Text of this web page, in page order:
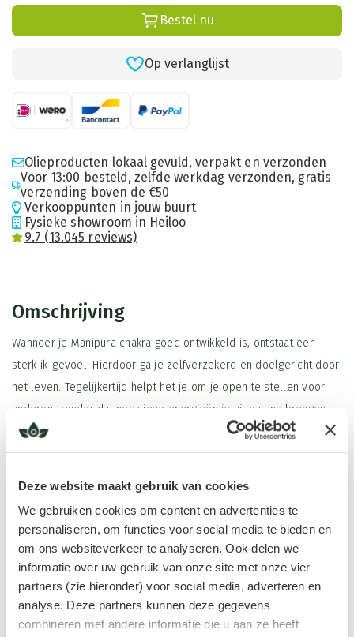
Deze website maakt gebruik van cookies
We gebruiken cookies om content en advertenties te
personaliseren, om functies voor social media te bieden en
om ons websiteverkeer te analyseren. Ook delen we
informatie over uw gebruik van onze site met onze vier
partners (zie hieronder) voor social media, adverteren en
analyse. Deze partners kunnen deze gegevens
combineren met andere informatie die u aan ze heeft
Bestel nu
Op verlanglijst
Olieproducten lokaal gevuld, verpakt en verzonden
Voor 13:00 besteld, zelfde werkdag verzonden, gratis
verzending boven de €50
Verkooppunten in jouw buurt
Fysieke showroom in Heiloo
9.7 (13.045 reviews)
Omschrijving
Wanneer je Manipura chakra goed ontwikkeld is, ontstaat een
sterk ik-gevoel. Hierdoor ga je zelfverzekerd en doelgericht door
het leven. Tegelijkertijd helpt het je om je open te stellen voor
anderen, zonder dat negatieve energieën je uit balans brengen.
Daarentegen kan een te zwakke zonnevlecht chakra leiden tot te
gebrek aan richting. Een te sterk geladen chakra geeft juist een
overdreven ik-gevoel. Dit kan zich uiten in machtswellust, jaloezie
of overdreven ambitie. Daarom is een gebalanceerd Manipura
chakra essentieel voor een gezonde zelfverzekerdheid, focus en
Daarnaast harmoniseert de Zonnevlecht chakra roll on je
Lees meer
Ingrediënten